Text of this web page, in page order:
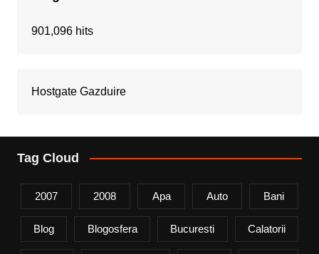
901,096 hits
Hostgate Gazduire
Tag Cloud
2007 2008 Apa Auto Bani
Blog Blogosfera Bucuresti Calatorii